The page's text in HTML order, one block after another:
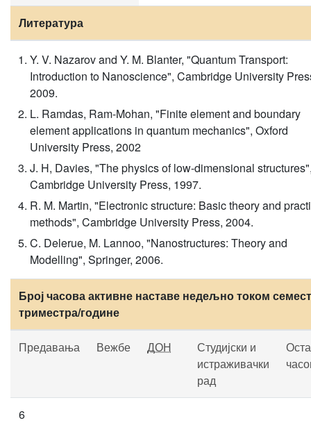
Литература
Y. V. Nazarov and Y. M. Blanter, "Quantum Transport:
Introduction to Nanoscience", Cambridge University
2009.
L. Ramdas, Ram-Mohan, "Finite element and boundary
element applications in quantum mechanics", Oxford
University Press, 2002
J. H, Davies, "The physics of low-dimensional
Cambridge University Press, 1997.
R. M. Martin, "Electronic structure: Basic theory and
methods", Cambridge University Press, 2004.
C. Delerue, M. Lannoo, "Nanostructures: Theory and
Modelling", Springer, 2006.
Број часова активне наставе недељно током
триместра/године
Предавања Вежбе ДОН
Студијски и
истраживачки
рад
6